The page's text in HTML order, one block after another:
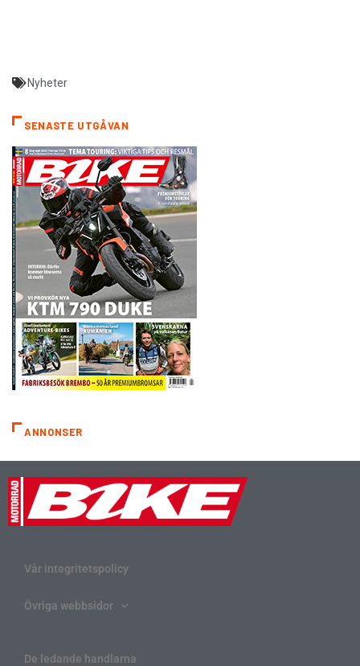
Nyheter
SENASTE UTGÅVAN
ANNONSER
Vår integritetspolicy
Övriga webbsidor
De ledande handlarna